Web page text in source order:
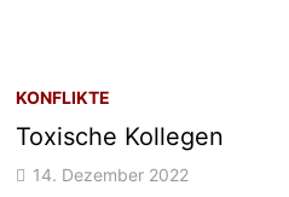
KONFLIKTE
Toxische Kollegen
14. Dezember 2022